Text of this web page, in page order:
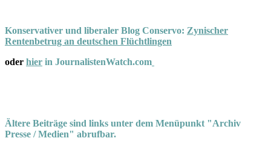
Konservativer und liberaler Blog Conservo: Zynischer
Rentenbetrug an deutschen Flüchtlingen
oder hier in JournalistenWatch.com
Ältere Beiträge sind links unter dem Menüpunkt "Archiv
Presse / Medien" abrufbar.